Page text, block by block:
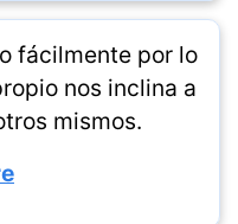
fácilmente por lo
nos inclina a
mismos.